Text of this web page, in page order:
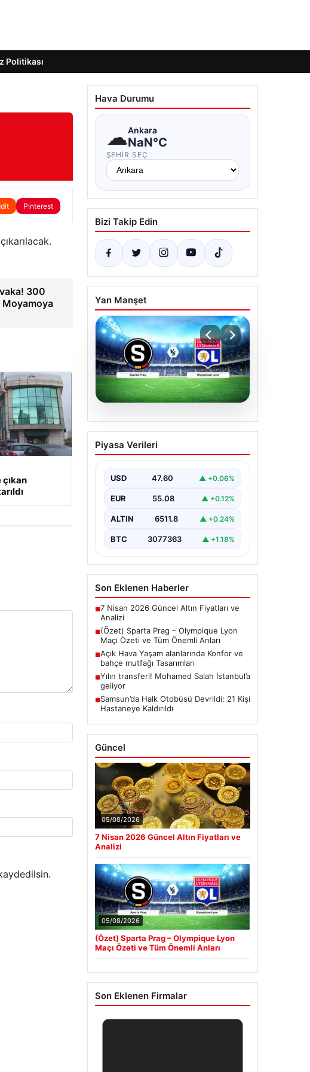
Politikası
Pinterest
300
Moyamoya
Hava Durumu
☁Ankara
NaN°C
ŞEHIR SEÇ
Bizi Takip Edin
Yan Manşet
05.08.2026
(Özet) Sparta Prag –
Olympique Lyon Maçı
Anları
Piyasa Verileri
USD 47.60 ▲ +0.06%
EUR 55.08 ▲ +0.12%
ALTIN 6511.8 ▲ +0.24%
BTC 3077363 ▲ +1.18%
Son Eklenen Haberler
■7 Nisan 2026 Güncel Altın Fiyatları ve
Analizi
■(Özet) Sparta Prag – Olympique Lyon
Maçı Özeti ve Tüm Önemli Anları
■Açık Hava Yaşam alanlarında Konfor ve
bahçe mutfağı Tasarımları
■Yılın transferi! Mohamed Salah İstanbul’a
geliyor
■Samsun’da Halk Otobüsü Devrildi: 21 Kişi
Hastaneye Kaldırıldı
Güncel
05/08/2026
7 Nisan 2026 Güncel Altın Fiyatları ve
Analizi
05/08/2026
(Özet) Sparta Prag – Olympique Lyon
Maçı Özeti ve Tüm Önemli Anları
Son Eklenen Firmalar